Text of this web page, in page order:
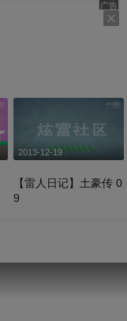
广告
2013-12-19
【雷人日记】土豪传 0
9